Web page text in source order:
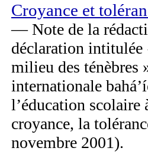
Croyance et
— Note de la
déclaration intitulée
milieu des ténèbres
internationale
l’éducation
croyance, la
novembre 2001).